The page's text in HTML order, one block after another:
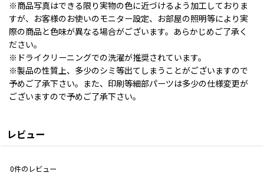
※商品写真はできる限り実物の色に近づけるよう加工しておりま
すが、お客様のお使いのモニター設定、お部屋の照明等により実
際の商品と色味が異なる場合がございます。あらかじめご了承く
ださい。
※ドライクリーニングでの洗濯が推奨されています。
※製品の性質上、多少のシミ等出てしまうことがございますので
予めご了承下さい。また、印刷等細部パーツは多少の仕様変更が
ございますので予めご了承下さい。
レビュー
0件のレビュー